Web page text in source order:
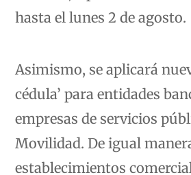
hasta el lunes 2 de agosto.
Asimismo, se aplicará
cédula’ para entidades
empresas de servicios
Movilidad. De igual
establecimientos